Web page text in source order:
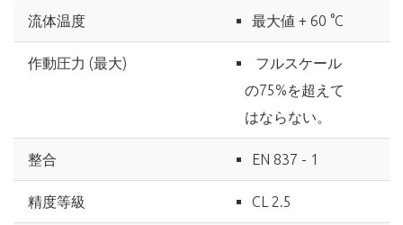
流体温度 最大値 + 60 °C
作動圧力 (最大)
フルスケール
の75%を超えて
はならない。
整合 EN 837 - 1
精度等級 CL 2.5